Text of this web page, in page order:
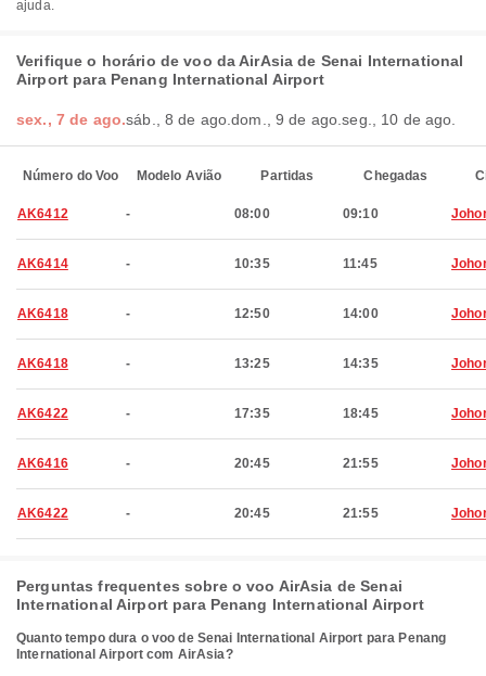
ajuda.
Verifique o horário de voo da AirAsia de Senai International
Airport para Penang International Airport
sex., 7 de ago.sáb., 8 de ago.dom., 9 de ago.seg., 10 de ago.
Número do Voo Modelo Avião Partidas Chegadas
AK6412 - 08:00 09:10
AK6414 - 10:35 11:45
AK6418 - 12:50 14:00
AK6418 - 13:25 14:35
AK6422 - 17:35 18:45
AK6416 - 20:45 21:55
AK6422 - 20:45 21:55
Perguntas frequentes sobre o voo AirAsia de Senai
International Airport para Penang International Airport
Quanto tempo dura o voo de Senai International Airport para Penang
International Airport com AirAsia?